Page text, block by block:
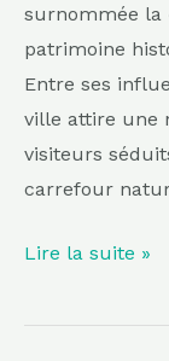
surnommée la
patrimoine
Entre ses
ville attire une
visiteurs
carrefour
Lire la suite »